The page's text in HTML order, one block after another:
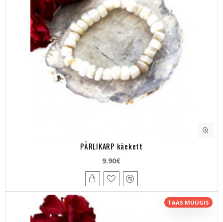
PÄRLIKARP käekett
9.90€
TAAS MÜÜGIS